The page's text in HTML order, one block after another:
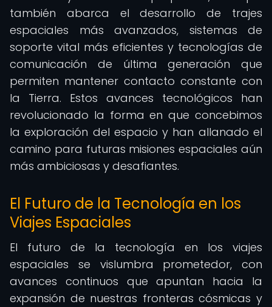
también abarca el desarrollo de trajes
espaciales más avanzados, sistemas de
soporte vital más eficientes y tecnologías de
comunicación de última generación que
permiten mantener contacto constante con
la Tierra. Estos avances tecnológicos han
revolucionado la forma en que concebimos
la exploración del espacio y han allanado el
camino para futuras misiones espaciales aún
más ambiciosas y desafiantes.
El Futuro de la Tecnología en los
Viajes Espaciales
El futuro de la tecnología en los viajes
espaciales se vislumbra prometedor, con
avances continuos que apuntan hacia la
expansión de nuestras fronteras cósmicas y